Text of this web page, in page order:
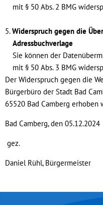
mit § 50 Abs. 2 BMG
Widerspruch gegen die
Adressbuchverlage
Sie können der
mit § 50 Abs. 3 BMG
Der Widerspruch gegen die
Bürgerbüro der Stadt Bad
65520 Bad Camberg erhoben
Bad Camberg, den 05.12.2024
gez.
Daniel Rühl, Bürgermeister